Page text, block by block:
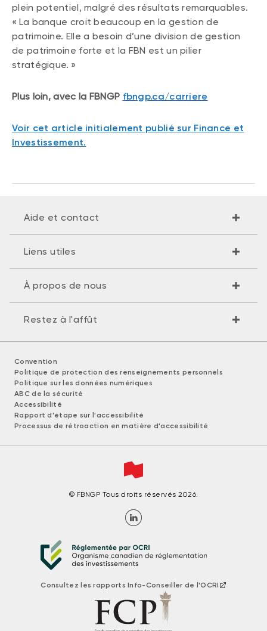
plein potentiel, malgré des résultats remarquables.
« La banque croit beaucoup en la gestion de
patrimoine. Elle a besoin d’une division de gestion
de patrimoine forte et la FBN est un pilier
stratégique. »
Plus loin, avec la FBNGP fbngp.ca/carriere
Voir cet article initialement publié sur Finance et
Investissement.
Aide et contact
Liens utiles
À propos de nous
Restez à l'affût
Convention
Politique de protection des renseignements personnels
Politique sur les données numériques
ABC de la sécurité
Accessibilité
Rapport d'étape sur l'accessibilité
Processus de rétroaction en matière d'accessibilité
© FBNGP Tous droits réservés 2026.
Consultez les rapports Info-Conseiller de l'OCRI